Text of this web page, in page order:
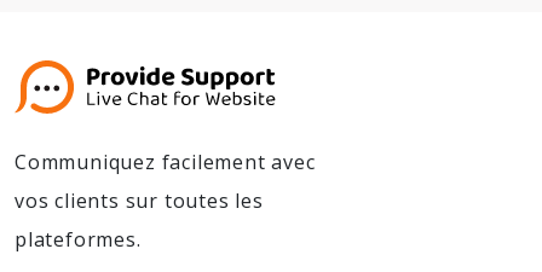
Communiquez facilement avec
vos clients sur toutes les
plateformes.